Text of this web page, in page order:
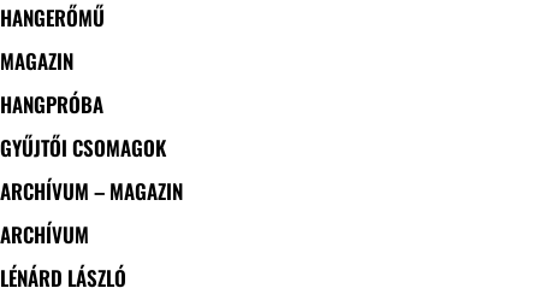
HANGERŐMŰ
MAGAZIN
HANGPRÓBA
GYŰJTŐI CSOMAGOK
ARCHÍVUM – MAGAZIN
ARCHÍVUM
LÉNÁRD LÁSZLÓ